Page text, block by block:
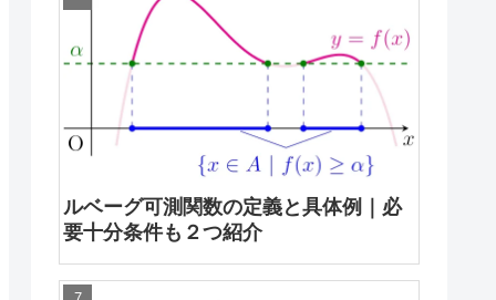
ルベーグ可測関数の定義と具体例｜必
要十分条件も２つ紹介